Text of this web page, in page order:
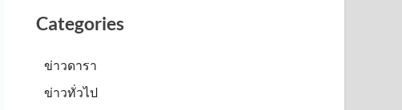
Categories
ข่าวดารา
ข่าวทั่วไป